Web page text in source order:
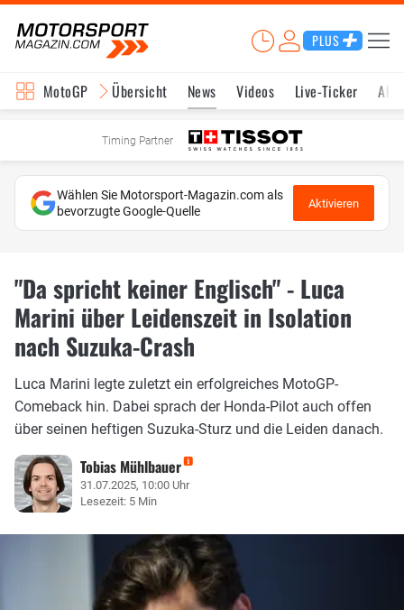
PLUS
MotoGP Übersicht News Videos Live-Ticker
Timing Partner
Wählen Sie Motorsport-Magazin.com als
bevorzugte Google-Quelle
Aktivieren
"Da spricht keiner Englisch" - Luca
Marini über Leidenszeit in Isolation
nach Suzuka-Crash
Luca Marini legte zuletzt ein erfolgreiches MotoGP-
Comeback hin. Dabei sprach der Honda-Pilot auch offen
über seinen heftigen Suzuka-Sturz und die Leiden danach.
Tobias Mühlbauer
31.07.2025, 10:00 Uhr
Lesezeit: 5 Min